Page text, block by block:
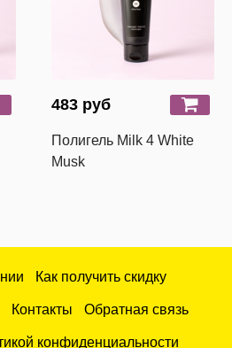
483 руб
Полигель Milk 4 White
Musk
Как получить скидку
Контакты Обратная связь
конфиденциальности